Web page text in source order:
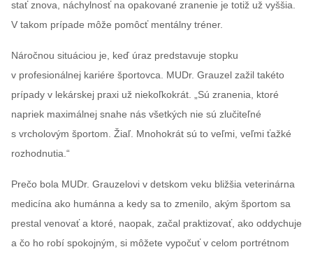
stať znova, náchylnosť na opakované zranenie je totiž už vyššia.
V takom prípade môže pomôcť mentálny tréner.
Náročnou situáciou je, keď úraz predstavuje stopku
v profesionálnej kariére športovca. MUDr. Grauzel zažil takéto
prípady v lekárskej praxi už niekoľkokrát. „Sú zranenia, ktoré
napriek maximálnej snahe nás všetkých nie sú zlučiteľné
s vrcholovým športom. Žiaľ. Mnohokrát sú to veľmi, veľmi ťažké
rozhodnutia.“
Prečo bola MUDr. Grauzelovi v detskom veku bližšia veterinárna
medicína ako humánna a kedy sa to zmenilo, akým športom sa
prestal venovať a ktoré, naopak, začal praktizovať, ako oddychuje
a čo ho robí spokojným, si môžete vypočuť v celom portrétnom